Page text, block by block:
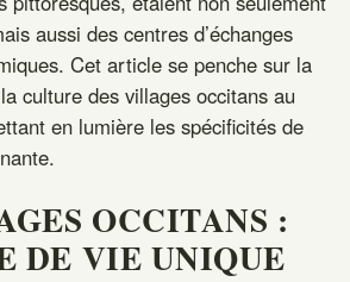
aussi des centres d’échanges
Cet article se penche sur la
culture des villages occitans au
en lumière les spécificités de
OCCITANS :
DE VIE UNIQUE